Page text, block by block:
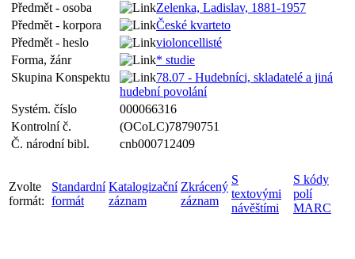
Předmět - osoba
Zelenka, Ladislav, 1881-1957
Předmět - korpora
České kvarteto
Předmět - heslo
violoncellisté
Forma, žánr
* studie
Skupina Konspektu
78.07 - Hudebníci, skladatelé a jiná
hudební povolání
Systém. číslo
000066316
Kontrolní č.
(OCoLC)78790751
Č. národní bibl.
cnb000712409
Zvolte
formát:
Standardní
formát
Katalogizační
záznam
Zkrácený
záznam
S
textovými
návěštími
S kódy
polí
MARC